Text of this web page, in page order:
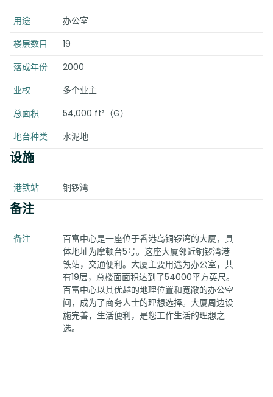
用途
办公室
楼层数目
19
落成年份
2000
业权
多个业主
总面积
54,000 ft²（G）
地台种类
水泥地
设施
港铁站 铜锣湾
备注
备注
百富中心是一座位于香港岛铜锣湾的大厦，具
体地址为摩顿台5号。这座大厦邻近铜锣湾港
铁站，交通便利。大厦主要用途为办公室，共
有19层，总楼面面积达到了54000平方英尺。
百富中心以其优越的地理位置和宽敞的办公空
间，成为了商务人士的理想选择。大厦周边设
施完善，生活便利，是您工作生活的理想之
选。